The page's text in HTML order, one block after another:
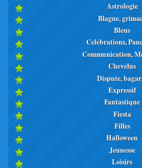
Astrologie
Blague,
Bleus
Celebrations,
Communication,
Chevelus
Dispute,
Expressif
Fantastique
Fiesta
Filles
Halloween
Jeunesse
Loisirs